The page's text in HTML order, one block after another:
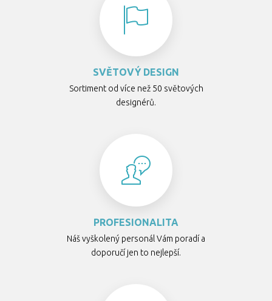
SVĚTOVÝ DESIGN
Sortiment od více než 50 světových
designérů.
PROFESIONALITA
Náš vyškolený personál Vám poradí a
doporučí jen to nejlepší.